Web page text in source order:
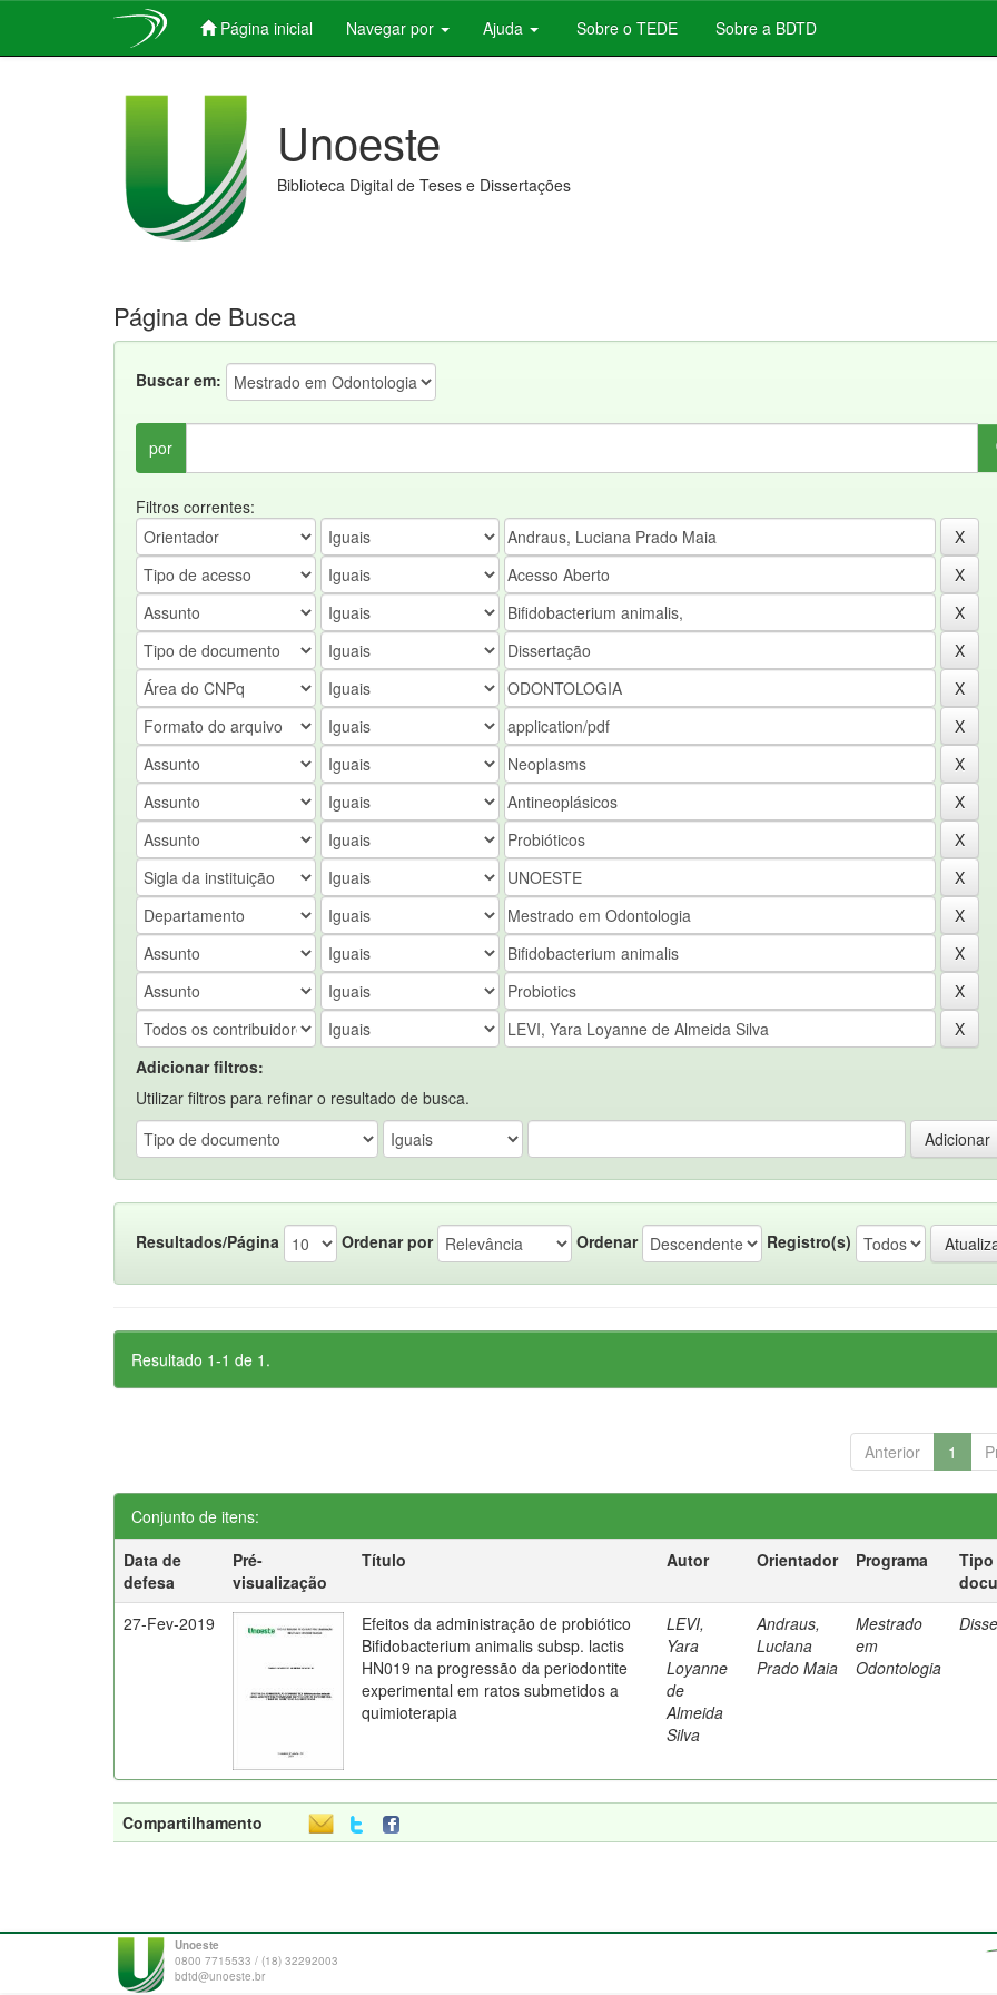
Página inicial Navegar por Ajuda Sobre o TEDE Sobre a BDTD
Unoeste
Biblioteca Digital de Teses e Dissertações
Página de Busca
Buscar em:
por
Filtros correntes:
Adicionar filtros:
Utilizar filtros para refinar o resultado de busca.
Resultados/Página Ordenar por Ordenar Registro(s)
Resultado 1-1 de 1.
Anterior 1
Conjunto de itens:
Data de
defesa
Pré-
visualização
Título Autor Orientador Programa
Tipo
27-Fev-2019
Efeitos da administração de probiótico
Bifidobacterium animalis subsp. lactis
HN019 na progressão da periodontite
experimental em ratos submetidos a
quimioterapia
LEVI,
Yara
Loyanne
de
Almeida
Silva
Andraus,
Luciana
Prado Maia
Mestrado
em
Odontologia
Compartilhamento
Unoeste
0800 7715533 / (18) 32292003
bdtd@unoeste.br